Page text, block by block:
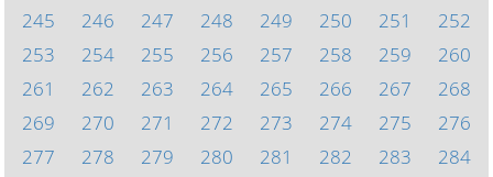
245
246 247 248 249 250 251
252
253
254 255 256 257 258 259
260
261
262 263 264 265 266 267
268
269
270 271 272 273 274 275
276
277
278 279 280 281 282 283
284